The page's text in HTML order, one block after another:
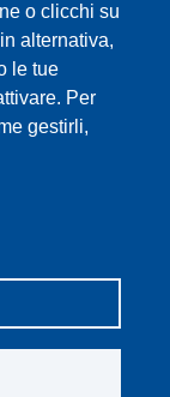
o clicchi su
alternativa,
le tue
Per
gestirli,
Tel. 059
Reggio